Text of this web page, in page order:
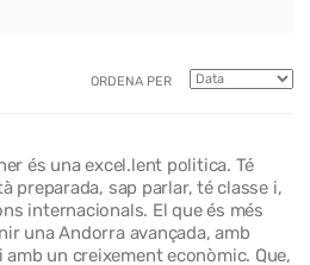
ORDENA PER
és una excel.lent politica. Té
preparada, sap parlar, té classe i,
internacionals. El que és més
una Andorra avançada, amb
un creixement econòmic. Que,